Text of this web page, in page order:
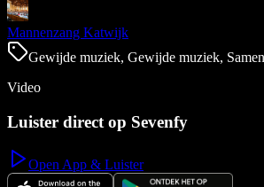
Mannenzang Katwijk
Gewijde muziek, Gewijde muziek,
Video
Luister direct op Sevenfy
Open App & Luister